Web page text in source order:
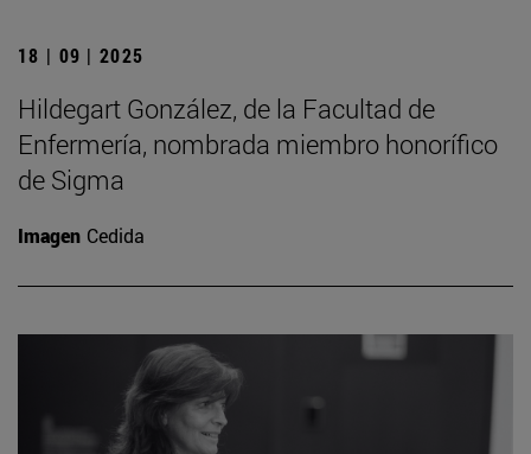
18 | 09 | 2025
Hildegart González, de la Facultad de
Enfermería, nombrada miembro honorífico
de Sigma
Imagen Cedida